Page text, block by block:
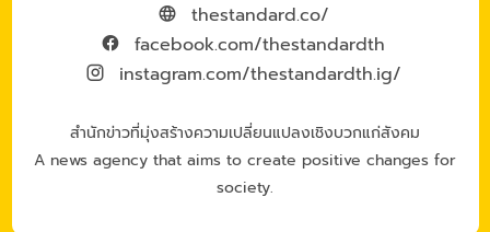
thestandard.co/
facebook.com/thestandardth
instagram.com/thestandardth.ig/
สำนักข่าวที่มุ่งสร้างความเปลี่ยนแปลงเชิงบวกแก่สังคม
A news agency that aims to create positive changes for
society.